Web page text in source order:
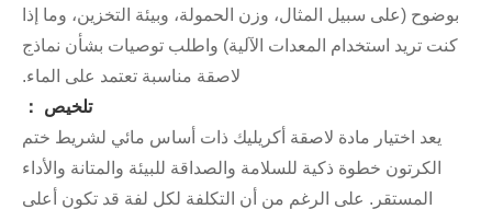
بوضوح (على سبيل المثال، وزن الحمولة، وبيئة التخزين، وما إذا
كنت تريد استخدام المعدات الآلية) واطلب توصيات بشأن نماذج
لاصقة مناسبة تعتمد على الماء.
تلخيص ：
يعد اختيار مادة لاصقة أكريليك ذات أساس مائي لشريط ختم
الكرتون خطوة ذكية للسلامة والصداقة للبيئة والمتانة والأداء
المستقر. على الرغم من أن التكلفة لكل لفة قد تكون أعلى